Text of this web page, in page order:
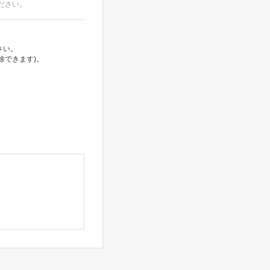
い。
。
きます)。